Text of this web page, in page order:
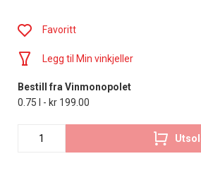
Favoritt
Legg til Min vinkjeller
Bestill fra Vinmonopolet
0.75 l - kr 199.00